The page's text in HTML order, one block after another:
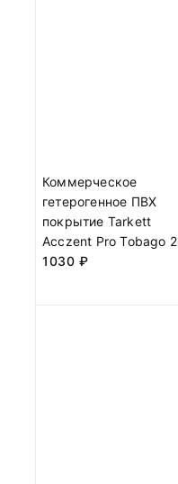
Коммерческое
гетерогенное ПВХ
покрытие Tarkett
Acczent Pro Tobago 2
1030 ₽